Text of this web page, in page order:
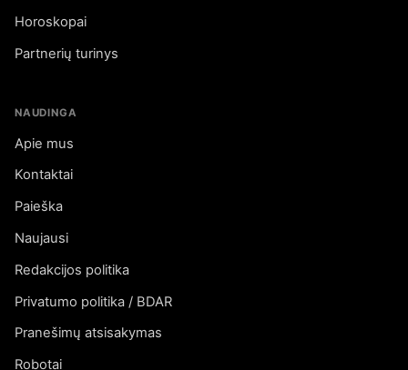
Horoskopai
Partnerių turinys
NAUDINGA
Apie mus
Kontaktai
Paieška
Naujausi
Redakcijos politika
Privatumo politika / BDAR
Pranešimų atsisakymas
Robotai